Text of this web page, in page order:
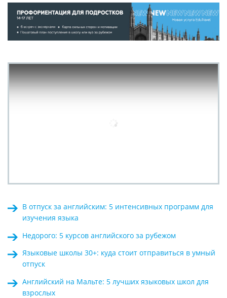
В отпуск за английским: 5 интенсивных программ для
изучения языка
Недорого: 5 курсов английского за рубежом
Языковые школы 30+: куда стоит отправиться в умный
отпуск
Английский на Мальте: 5 лучших языковых школ для
взрослых